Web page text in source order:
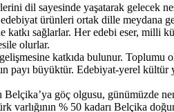
dil sayesinde yaşatarak gelecek
ürünleri ortak dille meydana
sağlarlar. Her edebi eser, milli
olurlar.
katkıda bulunur. Toplumu
payı büyüktür. Edebiyat-yerel
göç olgusu, günümüzde
varlığının % 50 kadarı Belçika